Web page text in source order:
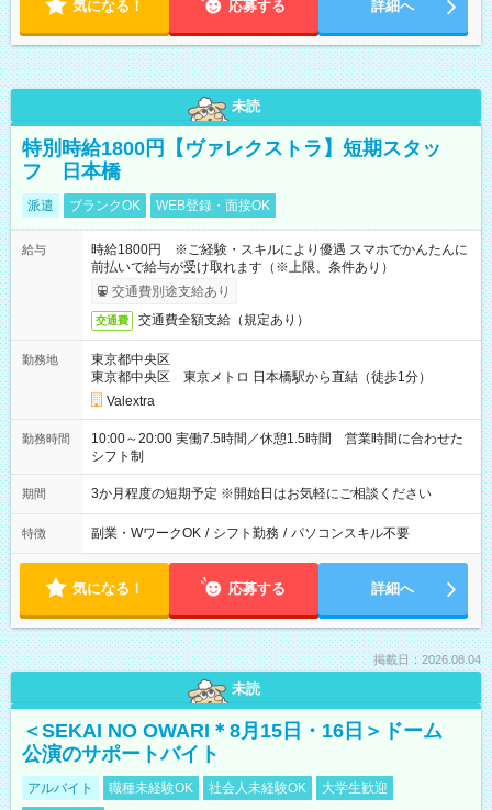
気になる！ 応募する 詳細へ
未読
特別時給1800円【ヴァレクストラ】短期スタッ
フ 日本橋
派遣 ブランクOK WEB登録・面接OK
給与
時給1800円 ※ご経験・スキルにより優遇 スマホでかんたんに
前払いで給与が受け取れます（※上限、条件あり）
交通費別途支給あり
交通費 交通費全額支給（規定あり）
勤務地
東京都中央区
東京都中央区 東京メトロ 日本橋駅から直結（徒歩1分）
Valextra
勤務時間
10:00～20:00 実働7.5時間／休憩1.5時間 営業時間に合わせた
シフト制
期間 3か月程度の短期予定 ※開始日はお気軽にご相談ください
特徴 副業・WワークOK / シフト勤務 / パソコンスキル不要
気になる！ 応募する 詳細へ
掲載日：2026.08.04
未読
＜SEKAI NO OWARI＊8月15日・16日＞ドーム
公演のサポートバイト
アルバイト 職種未経験OK 社会人未経験OK
大学生歓迎